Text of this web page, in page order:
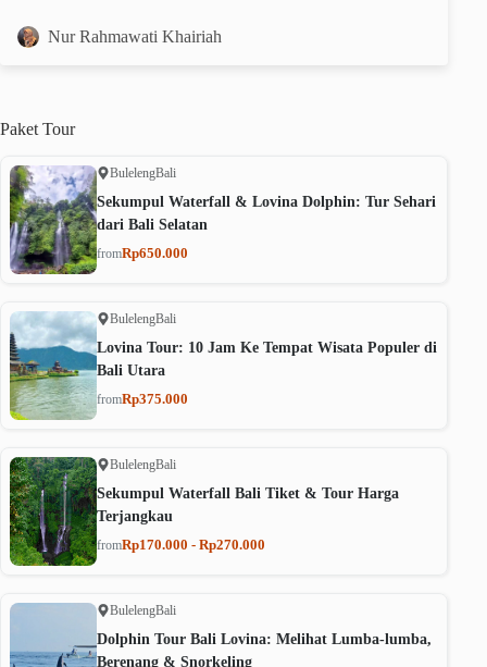
Nur Rahmawati Khairiah
Paket Tour
BulelengBali
Sekumpul Waterfall & Lovina Dolphin: Tur Sehari
dari Bali Selatan
fromRp650.000
BulelengBali
Lovina Tour: 10 Jam Ke Tempat Wisata Populer di
Bali Utara
fromRp375.000
BulelengBali
Sekumpul Waterfall Bali Tiket & Tour Harga
Terjangkau
fromRp170.000 - Rp270.000
BulelengBali
Dolphin Tour Bali Lovina: Melihat Lumba-lumba,
Berenang & Snorkeling